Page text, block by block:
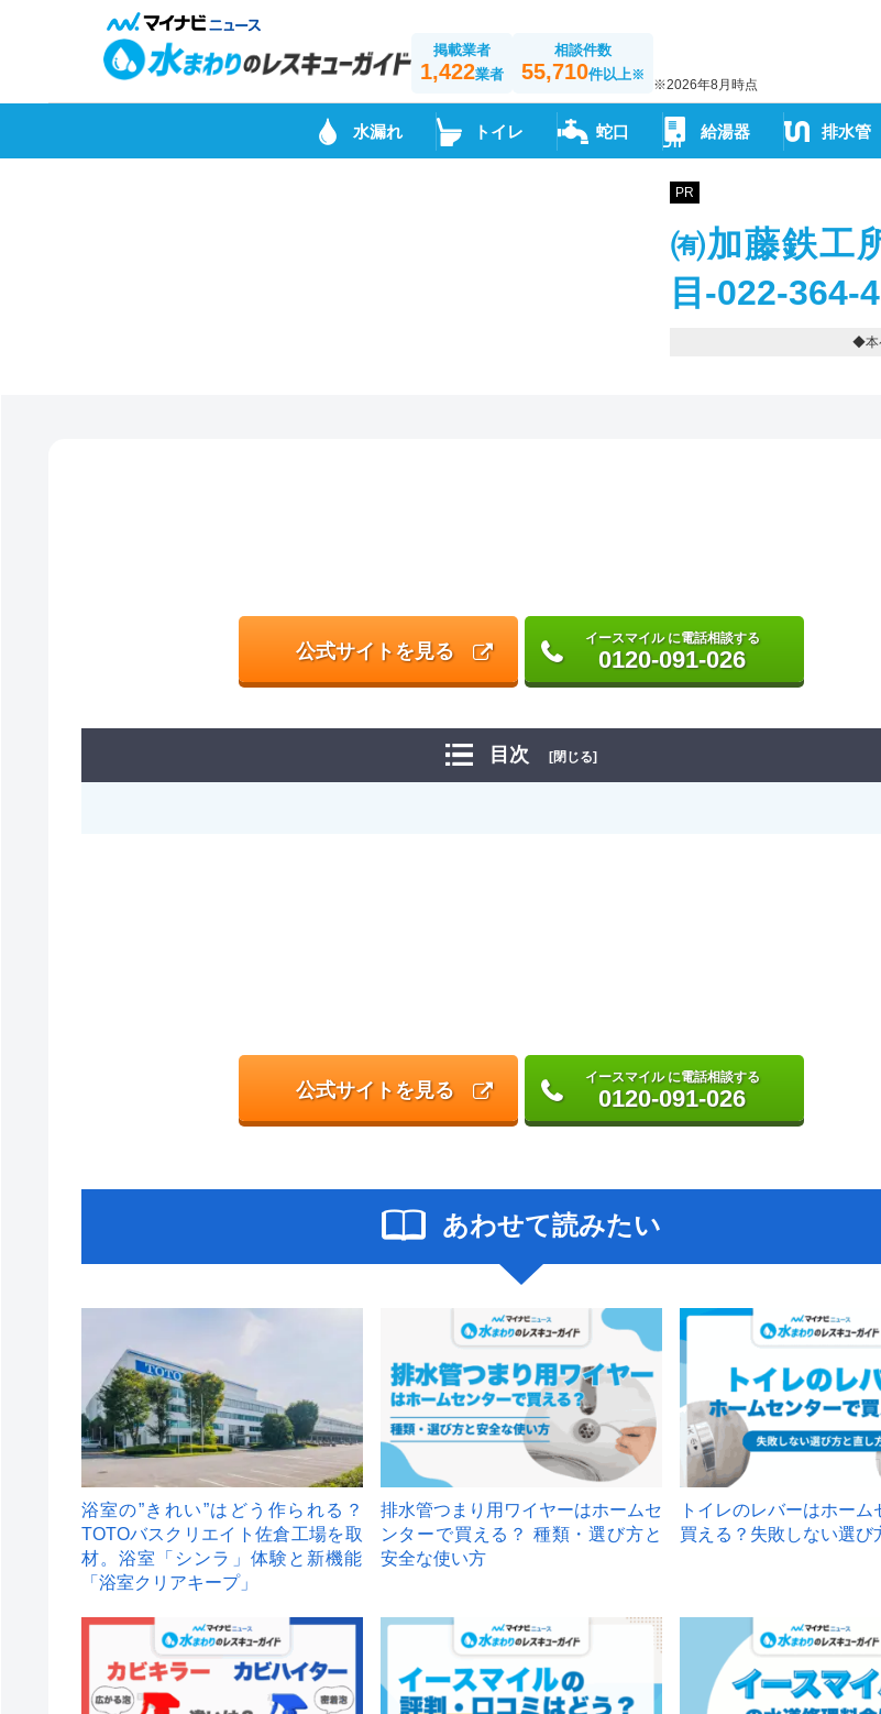
掲載業者
1,422業者
相談件数
55,710件以上※
※2026年8月時点
水漏れ トイレ 蛇口 給湯器 排水管
PR
㈲加藤鉄工
目-022-364-
◆本
公式サイトを見る
イースマイル に電話相談する
0120-091-026
目次 [閉じる]
公式サイトを見る
イースマイル に電話相談する
0120-091-026
あわせて読みたい
浴室の”きれい”はどう作られる？
TOTOバスクリエイト佐倉工場を取
材。浴室「シンラ」体験と新機能
「浴室クリアキープ」
排水管つまり用ワイヤーはホームセ
ンターで買える？ 種類・選び方と
安全な使い方
トイレのレバーはホーム
買える？失敗しない選び